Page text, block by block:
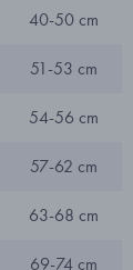
40-50 cm
51-53 cm
54-56 cm
57-62 cm
63-68 cm
69-74 cm